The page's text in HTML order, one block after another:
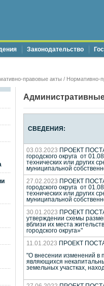
Законодательство
правовые акты / Нормативно-
СВЕДЕНИЯ:
03.03.2023 ПРОЕКТ
городского округа от
технических или других
муниципальной
27.02.2023 ПРОЕКТ
городского округа от
технических или других
муниципальной
30.01.2023 ПРОЕКТ
утверждении схемы
вблизи их места
городского округа»"
11.01.2023 ПРОЕКТ
"О внесении изменений в
являющихся
земельных участках,